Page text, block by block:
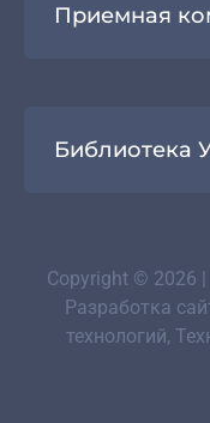
Приемная
Библиотека
Copyright © 2026
Разработка
технологий,